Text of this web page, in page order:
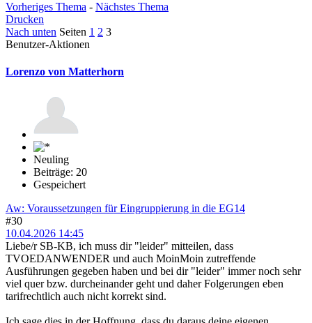
Vorheriges Thema - Nächstes Thema
Drucken
Nach unten Seiten 1 2 3
Benutzer-Aktionen
Lorenzo von Matterhorn
Neuling
Beiträge: 20
Gespeichert
Aw: Voraussetzungen für Eingruppierung in die EG14
#30
10.04.2026 14:45
Liebe/r SB-KB, ich muss dir "leider" mitteilen, dass
TVOEDANWENDER und auch MoinMoin zutreffende
Ausführungen gegeben haben und bei dir "leider" immer noch sehr
viel quer bzw. durcheinander geht und daher Folgerungen eben
tarifrechtlich auch nicht korrekt sind.